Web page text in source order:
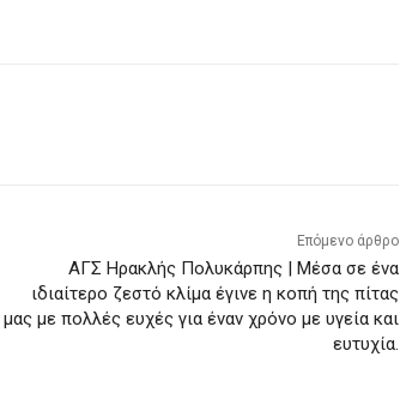
Επόμενο άρθρο
ΑΓΣ Ηρακλής Πολυκάρπης | Μέσα σε ένα
ιδιαίτερο ζεστό κλίμα έγινε η κοπή της πίτας
μας με πολλές ευχές για έναν χρόνο με υγεία και
ευτυχία.